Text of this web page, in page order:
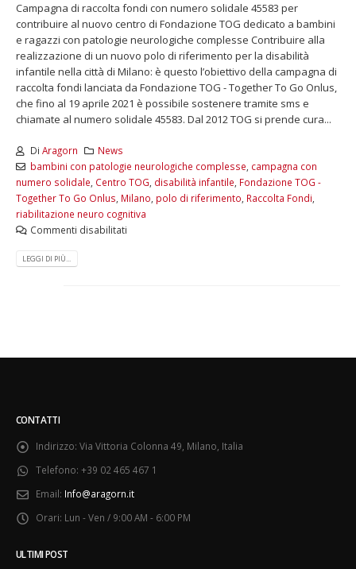
Campagna di raccolta fondi con numero solidale 45583 per
contribuire al nuovo centro di Fondazione TOG dedicato a bambini
e ragazzi con patologie neurologiche complesse Contribuire alla
realizzazione di un nuovo polo di riferimento per la disabilità
infantile nella città di Milano: è questo l’obiettivo della campagna di
raccolta fondi lanciata da Fondazione TOG - Together To Go Onlus,
che fino al 19 aprile 2021 è possibile sostenere tramite sms e
chiamate al numero solidale 45583. Dal 2012 TOG si prende cura...
Di Aragorn
News
bambini con patologie neurologiche complesse campagna con
numero solidale Centro TOG disabilità infantile Fondazione TOG -
Together To Go Onlus Milano polo di riferimento Raccolta Fondi
riabilitazione neuro cognitiva
Commenti disabilitati
LEGGI DI PIÙ...
CONTATTI
Indirizzo: Via Vittoria Colonna 49, Milano, Italia
Telefono: +39 02 465 467 1
Email: Info@aragorn.it
Orari: Lun - Ven / 9:00 AM - 6:00 PM
ULTIMI POST